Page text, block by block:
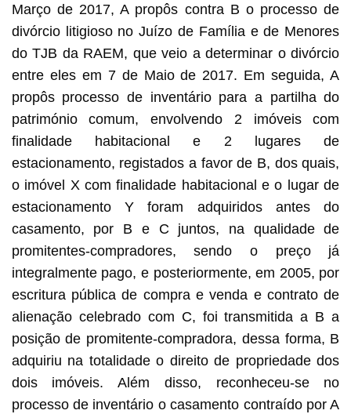
Março de 2017, A propôs contra B o processo de
divórcio litigioso no Juízo de Família e de Menores
do TJB da RAEM, que veio a determinar o divórcio
entre eles em 7 de Maio de 2017. Em seguida, A
propôs processo de inventário para a partilha do
património comum, envolvendo 2 imóveis com
finalidade habitacional e 2 lugares de
estacionamento, registados a favor de B, dos quais,
o imóvel X com finalidade habitacional e o lugar de
estacionamento Y foram adquiridos antes do
casamento, por B e C juntos, na qualidade de
promitentes-compradores, sendo o preço já
integralmente pago, e posteriormente, em 2005, por
escritura pública de compra e venda e contrato de
alienação celebrado com C, foi transmitida a B a
posição de promitente-compradora, dessa forma, B
adquiriu na totalidade o direito de propriedade dos
dois imóveis. Além disso, reconheceu-se no
processo de inventário o casamento contraído por A